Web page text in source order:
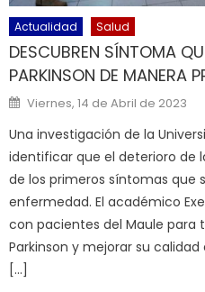
Actualidad Salud
DESCUBREN SÍNTOMA
PARKINSON DE MANERA
Posted on
Viernes, 14 de Abril de 2023
Una investigación de la
identificar que el deterioro de
de los primeros síntomas que
enfermedad. El académico
con pacientes del Maule para
Parkinson y mejorar su
[…]